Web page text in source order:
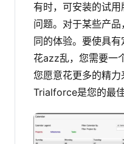
有时，可安装的试
问题。对于某些产
同的体验。要使具
花azz乱，您需要一
您愿意花更多的精
Trialforce是您的最佳